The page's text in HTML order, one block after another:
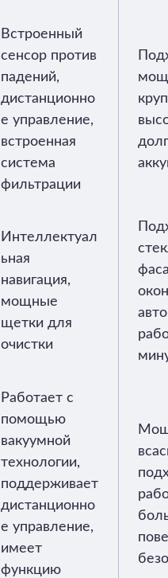
Встроенный
сенсор против
падений,
дистанционно
е управление,
встроенная
система
фильтрации
Интеллектуал
ьная
навигация,
мощные
щетки для
очистки
Работает с
помощью
вакуумной
технологии,
поддерживает
дистанционно
е управление,
имеет
функцию